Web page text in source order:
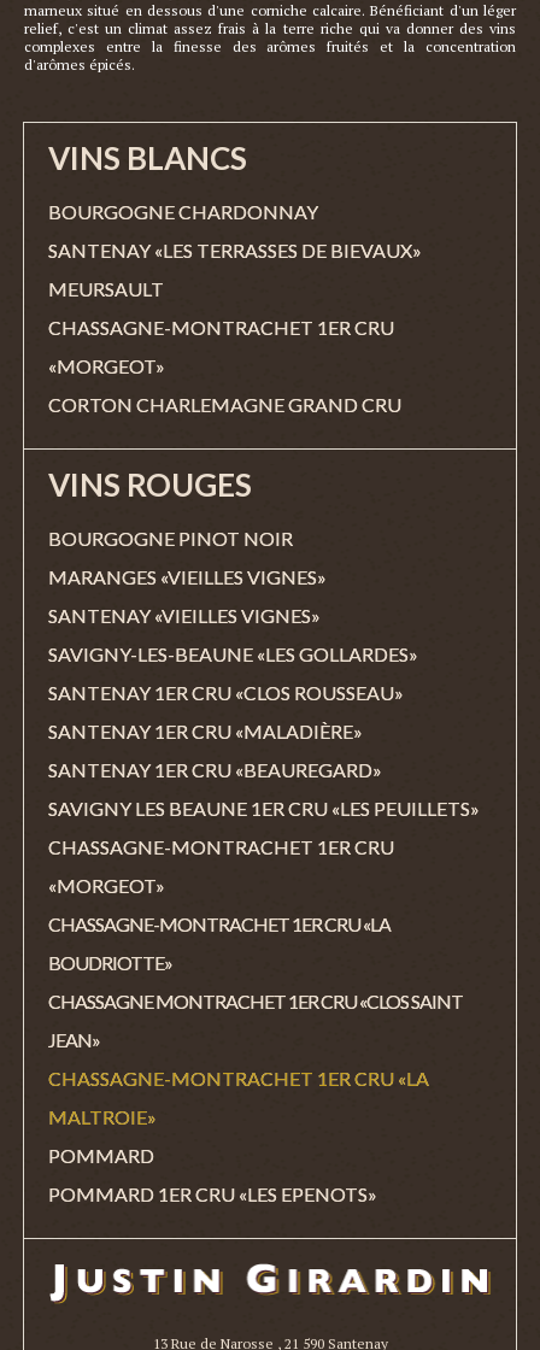
marneux situé en dessous d'une corniche calcaire. Bénéficiant d'un léger
relief, c'est un climat assez frais à la terre riche qui va donner des vins
complexes entre la finesse des arômes fruités et la concentration
VINS BLANCS
BOURGOGNE CHARDONNAY
SANTENAY «LES TERRASSES DE BIEVAUX»
MEURSAULT
CHASSAGNE-MONTRACHET 1ER CRU
«MORGEOT»
CORTON CHARLEMAGNE GRAND CRU
VINS ROUGES
BOURGOGNE PINOT NOIR
MARANGES «VIEILLES VIGNES»
SANTENAY «VIEILLES VIGNES»
SAVIGNY-LES-BEAUNE «LES GOLLARDES»
SANTENAY 1ER CRU «CLOS ROUSSEAU»
SANTENAY 1ER CRU «MALADIÈRE»
SANTENAY 1ER CRU «BEAUREGARD»
SAVIGNY LES BEAUNE 1ER CRU «LES PEUILLETS»
CHASSAGNE-MONTRACHET 1ER CRU
«MORGEOT»
CHASSAGNE-MONTRACHET 1ER CRU «LA
BOUDRIOTTE»
CHASSAGNE MONTRACHET 1ER CRU «CLOS SAINT
JEAN»
CHASSAGNE-MONTRACHET 1ER CRU «LA
MALTROIE»
POMMARD
POMMARD 1ER CRU «LES EPENOTS»
13 Rue de Narosse , 21 590 Santenay